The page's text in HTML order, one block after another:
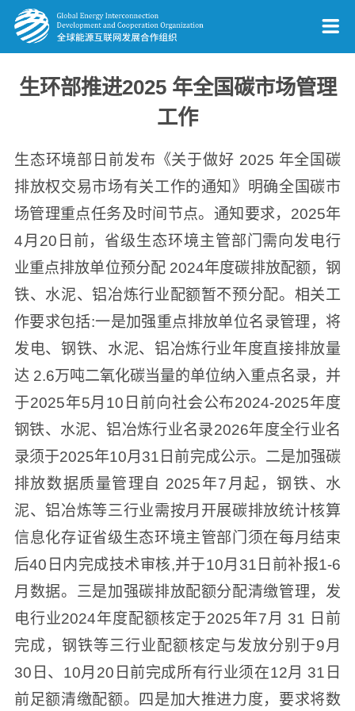
生环部推进2025 年全国碳市场管理
工作
生态环境部日前发布《关于做好 2025 年全国碳
排放权交易市场有关工作的通知》明确全国碳市
场管理重点任务及时间节点。通知要求，2025年
4月20日前，省级生态环境主管部门需向发电行
业重点排放单位预分配 2024年度碳排放配额，钢
铁、水泥、铝冶炼行业配额暂不预分配。相关工
作要求包括:一是加强重点排放单位名录管理，将
发电、钢铁、水泥、铝冶炼行业年度直接排放量
达 2.6万吨二氧化碳当量的单位纳入重点名录，并
于2025年5月10日前向社会公布2024-2025年度
钢铁、水泥、铝冶炼行业名录2026年度全行业名
录须于2025年10月31日前完成公示。二是加强碳
排放数据质量管理自 2025年7月起，钢铁、水
泥、铝冶炼等三行业需按月开展碳排放统计核算
信息化存证省级生态环境主管部门须在每月结束
后40日内完成技术审核,并于10月31日前补报1-6
月数据。三是加强碳排放配额分配清缴管理，发
电行业2024年度配额核定于2025年7月 31 日前
完成，钢铁等三行业配额核定与发放分别于9月
30日、10月20日前完成所有行业须在12月 31日
前足额清缴配额。四是加大推进力度，要求将数